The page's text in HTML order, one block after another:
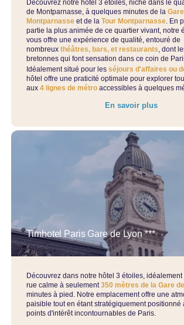
Découvrez notre hôtel 3 étoiles, niché dans le
de Montparnasse, à quelques minutes de laGare
Montparnasse et de laTour Montparnasse . En
partie la plus animée de ce quartier vivant, notre
vous offre une expérience de qualité, entouré de
nombreuxthéâtres, bars, et restaurants , dont
bretonnes qui font sensation dans ce coin de
Idéalement situé pour lesséjours d'affaires ou
hôtel offre une praticité optimale pour explorer
aux4 lignes de métro accessibles à quelques
En savoir plus
Timhotel Paris Gare de Lyon ***
Découvrez dans notre hôtel 3 étoiles,
rue calme à seulement350 mètres de la Gare
minutes à pied. Notre emplacement offre une
paisible tout en étant stratégiquement positionné
points d'intérêt incontournables de Paris.
Contactez-nous
Réservation de groupe
Réservez
Gérez vos réservations